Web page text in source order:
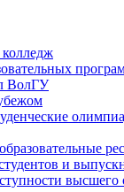
ВолГУ
и
высшего